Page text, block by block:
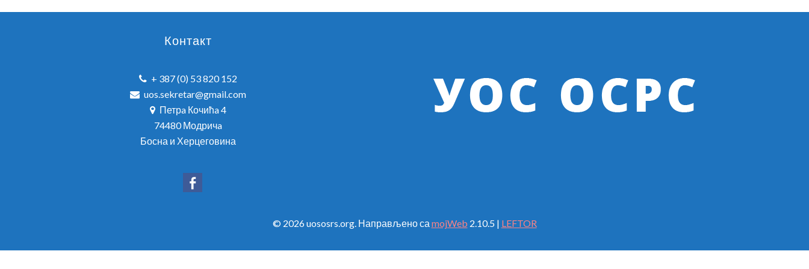
Контакт
+ 387 (0) 53 820 152
uos.sekretar@gmail.com
Петрa Кочићa 4
74480 Модричa
Босна и Херцеговина
© 2026 uososrs.org. Направљено са mojWeb 2.10.5 | LEFTOR